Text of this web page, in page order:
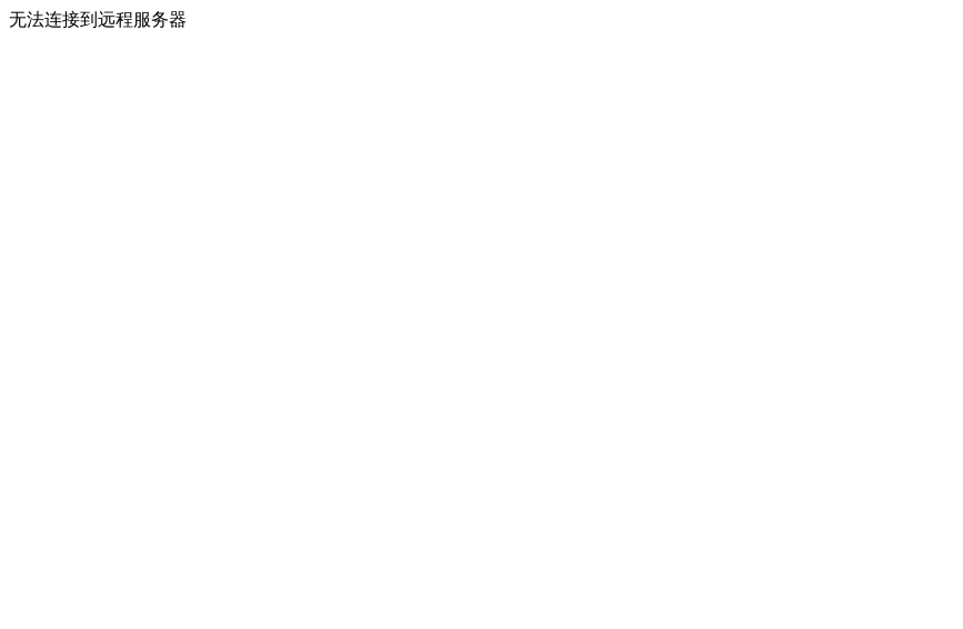
无法连接到远程服务器